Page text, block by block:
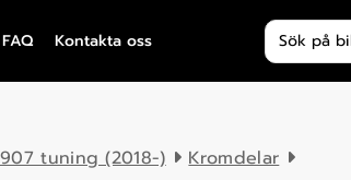
FAQ Kontakta oss
tuning (2018-) Kromdelar